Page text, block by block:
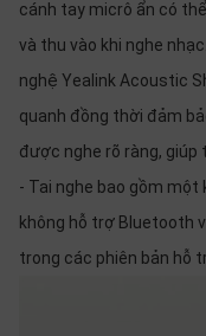
cánh tay micrô ẩn có
và thu vào khi nghe
nghệ Yealink Acoustic
quanh đồng thời đảm
được nghe rõ ràng, giúp
- Tai nghe bao gồm
không hỗ trợ Bluetooth
trong các phiên bản hỗ